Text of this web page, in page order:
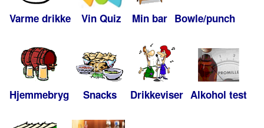
Varme drikke Vin Quiz Min bar Bowle/punch
Hjemmebryg Snacks Drikkeviser Alkohol test